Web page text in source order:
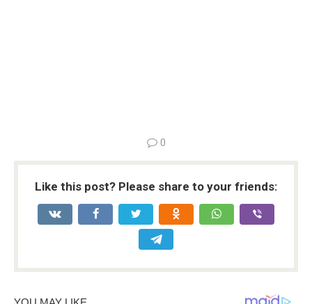
0
Like this post? Please share to your friends: